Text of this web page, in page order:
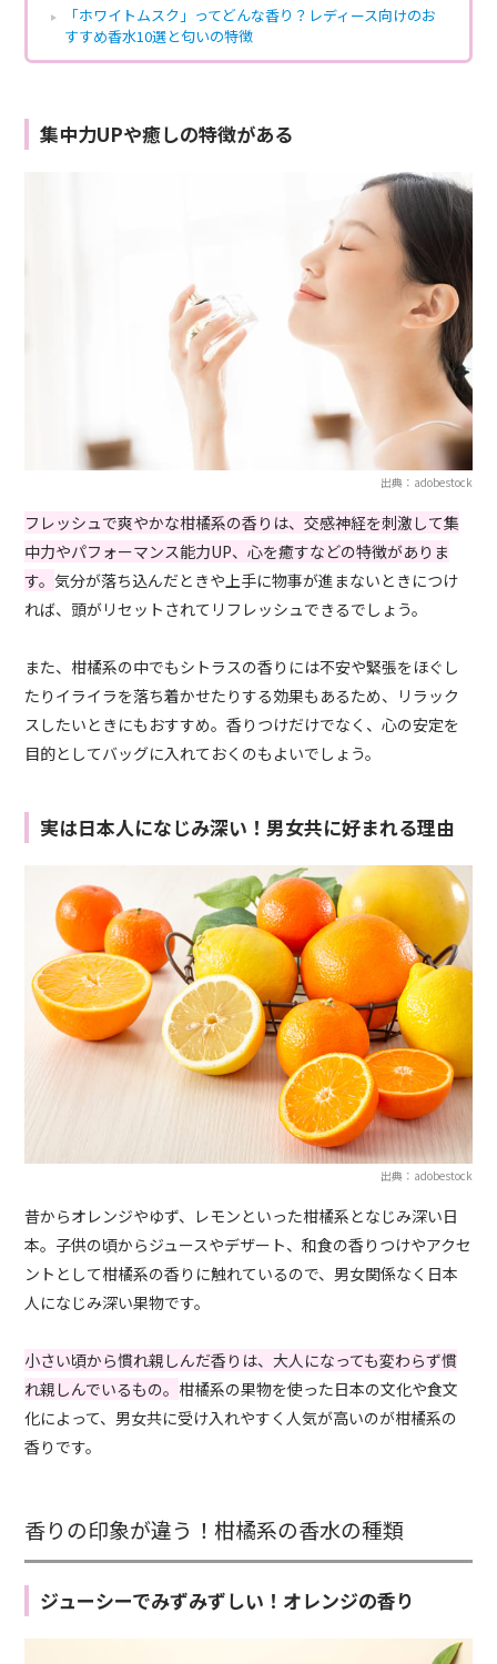
「ホワイトムスク」ってどんな香り？レディース向けのお
すすめ香水10選と匂いの特徴
集中力UPや癒しの特徴がある
出典：adobestock
フレッシュで爽やかな柑橘系の香りは、交感神経を刺激して集
中力やパフォーマンス能力UP、心を癒すなどの特徴がありま
す。気分が落ち込んだときや上手に物事が進まないときにつけ
れば、頭がリセットされてリフレッシュできるでしょう。
また、柑橘系の中でもシトラスの香りには不安や緊張をほぐし
たりイライラを落ち着かせたりする効果もあるため、リラック
スしたいときにもおすすめ。香りつけだけでなく、心の安定を
目的としてバッグに入れておくのもよいでしょう。
実は日本人になじみ深い！男女共に好まれる理由
出典：adobestock
昔からオレンジやゆず、レモンといった柑橘系となじみ深い日
本。子供の頃からジュースやデザート、和食の香りつけやアクセ
ントとして柑橘系の香りに触れているので、男女関係なく日本
人になじみ深い果物です。
小さい頃から慣れ親しんだ香りは、大人になっても変わらず慣
れ親しんでいるもの。 柑橘系の果物を使った日本の文化や食文
化によって、男女共に受け入れやすく人気が高いのが柑橘系の
香りです。
香りの印象が違う！柑橘系の香水の種類
ジューシーでみずみずしい！オレンジの香り